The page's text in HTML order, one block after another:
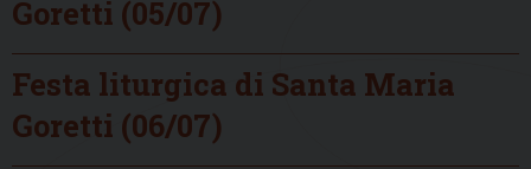
Goretti (05/07)
Festa liturgica di Santa Maria
Goretti (06/07)